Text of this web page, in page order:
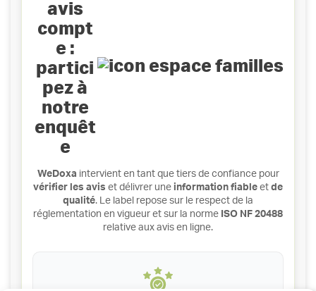
avis
compt
e :
partici
pez à
notre
enquêt
e
WeDoxa intervient en tant que tiers de confiance pour
vérifier les avis et délivrer une information fiable et de
qualité. Le label repose sur le respect de la
réglementation en vigueur et sur la norme ISO NF 20488
relative aux avis en ligne.